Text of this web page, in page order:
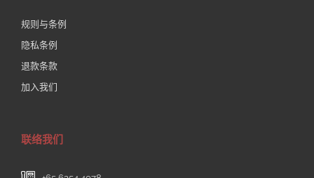
规则与条例
隐私条例
退款条款
加入我们
联络我们